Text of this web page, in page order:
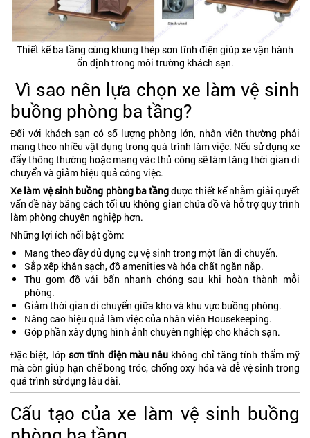
Thiết kế ba tầng cùng khung thép sơn tĩnh điện giúp xe vận hành
ổn định trong môi trường khách sạn.
Vì sao nên lựa chọn xe làm vệ sinh
buồng phòng ba tầng?
Đối với khách sạn có số lượng phòng lớn, nhân viên thường phải
mang theo nhiều vật dụng trong quá trình làm việc. Nếu sử dụng xe
đẩy thông thường hoặc mang vác thủ công sẽ làm tăng thời gian di
chuyển và giảm hiệu quả công việc.
Xe làm vệ sinh buồng phòng ba tầngđược thiết kế nhằm giải quyết
vấn đề này bằng cách tối ưu không gian chứa đồ và hỗ trợ quy trình
làm phòng chuyên nghiệp hơn.
Những lợi ích nổi bật gồm:
Mang theo đầy đủ dụng cụ vệ sinh trong một lần di chuyển.
Sắp xếp khăn sạch, đồ amenities và hóa chất ngăn nắp.
Thu gom đồ vải bẩn nhanh chóng sau khi hoàn thành mỗi
phòng.
Giảm thời gian di chuyển giữa kho và khu vực buồng phòng.
Nâng cao hiệu quả làm việc của nhân viên Housekeeping.
Góp phần xây dựng hình ảnh chuyên nghiệp cho khách sạn.
Đặc biệt, lớp sơn tĩnh điện màu nâu không chỉ tăng tính thẩm mỹ
mà còn giúp hạn chế bong tróc, chống oxy hóa và dễ vệ sinh trong
quá trình sử dụng lâu dài.
Cấu tạo của xe làm vệ sinh buồng